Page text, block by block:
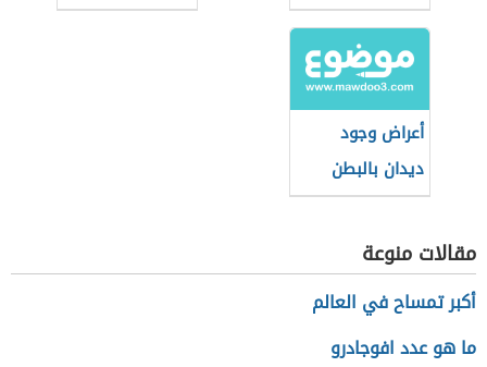
أعراض وجود
ديدان بالبطن
مقالات منوعة
أكبر تمساح في العالم
ما هو عدد افوجادرو